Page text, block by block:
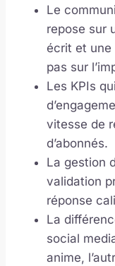
Le
repose sur
écrit et une
pas sur
Les KPIs
vitesse de
d’abonnés.
La gestion
validation
réponse
La
social
anime,